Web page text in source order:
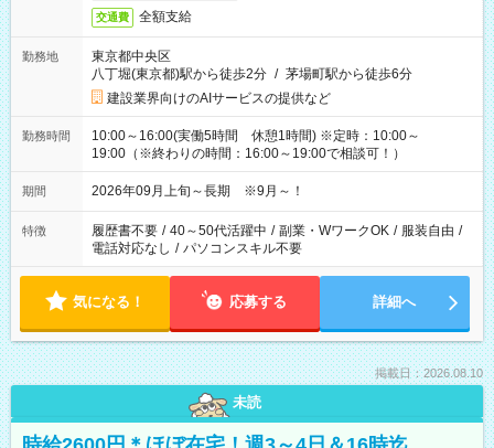
交通費 全額支給
勤務地
東京都中央区
八丁堀(東京都)駅から徒歩2分 / 茅場町駅から徒歩6分
建設業界向けのAIサービスの提供など
勤務時間
10:00～16:00(実働5時間 休憩1時間) ※定時：10:00～
19:00（※終わりの時間：16:00～19:00で相談可！）
期間 2026年09月上旬～長期 ※9月～！
特徴 履歴書不要 / 40～50代活躍中 / 副業・WワークOK / 服装自由 /
電話対応なし / パソコンスキル不要
気になる！ 応募する 詳細へ
掲載日：2026.08.10
未読